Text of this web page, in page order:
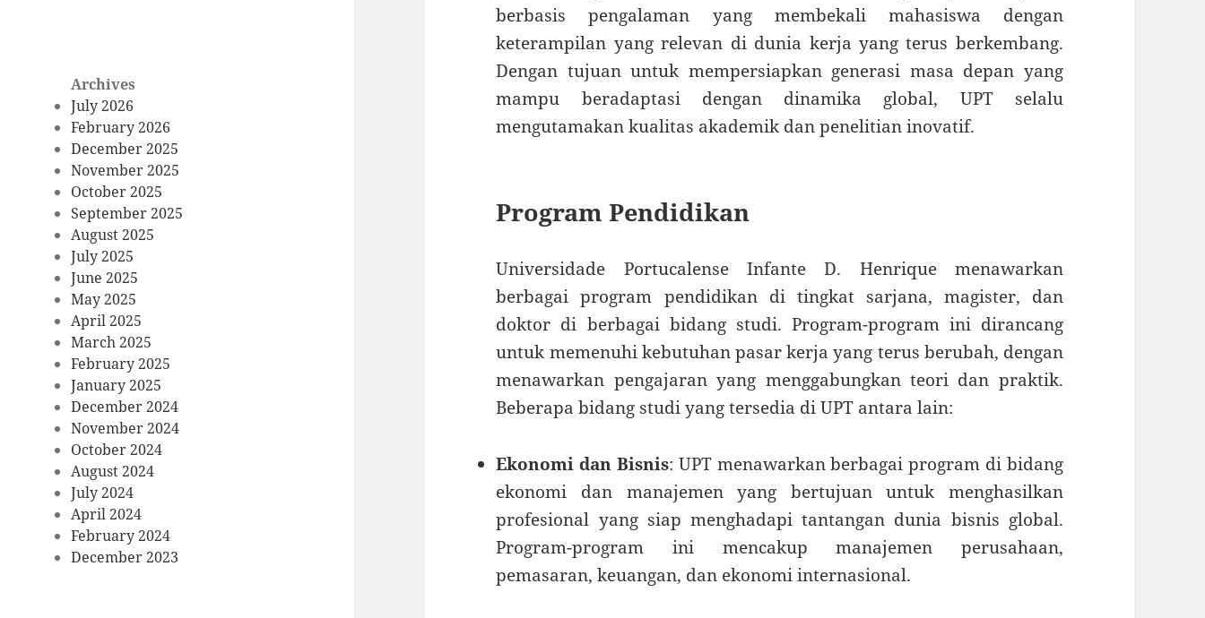
Archives
July 2026
February 2026
December 2025
November 2025
October 2025
September 2025
August 2025
July 2025
June 2025
May 2025
April 2025
March 2025
February 2025
January 2025
December 2024
November 2024
October 2024
August 2024
July 2024
April 2024
February 2024
December 2023
berbasis pengalaman yang membekali mahasiswa dengan
keterampilan yang relevan di dunia kerja yang terus berkembang.
Dengan tujuan untuk mempersiapkan generasi masa depan yang
mampu beradaptasi dengan dinamika global, UPT selalu
mengutamakan kualitas akademik dan penelitian inovatif.
Program Pendidikan
Universidade Portucalense Infante D. Henrique menawarkan
berbagai program pendidikan di tingkat sarjana, magister, dan
doktor di berbagai bidang studi. Program-program ini dirancang
untuk memenuhi kebutuhan pasar kerja yang terus berubah, dengan
menawarkan pengajaran yang menggabungkan teori dan praktik.
Beberapa bidang studi yang tersedia di UPT antara lain:
Ekonomi dan Bisnis: UPT menawarkan berbagai program di bidang
ekonomi dan manajemen yang bertujuan untuk menghasilkan
profesional yang siap menghadapi tantangan dunia bisnis global.
Program-program ini mencakup manajemen perusahaan,
pemasaran, keuangan, dan ekonomi internasional.